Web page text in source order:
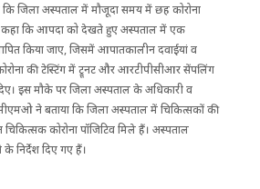
जिला अस्पताल में मौजूदा समय में छह कोरोना
कहा कि आपदा को देखते हुए अस्पताल में एक
किया जाए, जिसमें आपातकालीन दवाईयां व
की टेस्टिंग में ट्रूनट और आरटीपीसीआर सेंपलिंग
इस मौके पर जिला अस्पताल के अधिकारी व
ने बताया कि जिला अस्पताल में चिकित्सकों की
कोरोना पॉजिटिव मिले हैं। अस्पताल
के निर्देश दिए गए हैं।